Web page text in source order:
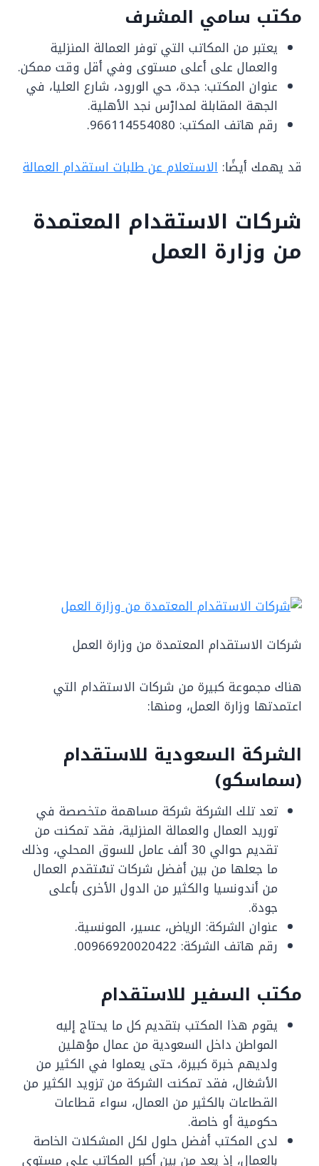
مكتب سامي المشرف
يعتبر من المكاتب التي توفر العمالة المنزلية
والعمال على أعلى مستوى وفي أقل وقت ممكن.
عنوان المكتب: جدة، حي الورود، شارع العليا، في
الجهة المقابلة لمدارْس نجد الأهلية.
رقم هاتف المكتب: 966114554080.
قد يهمك أيضًا: الاستعلام عن طلبات استقدام العمالة
شركات الاستقدام المعتمدة
من وزارة العمل
شركات الاستقدام المعتمدة من وزارة العمل
هناك مجموعة كبيرة من شركات الاستقدام التي
اعتمدتها وزارة العمل، ومنها:
الشركة السعودية للاستقدام
(سماسكو)
تعد تلك الشركة شركة مساهمة متخصصة في
توريد العمال والعمالة المنزلية، فقد تمكنت من
تقديم حوالي 30 ألف عامل للسوق المحلي، وذلك
ما جعلها من بين أفضل شركات تسْتقدم العمال
من أندونسيا والكثير من الدول الأخرى بأعلى
جودة.
عنوان الشركة: الرياض، عسير، المونسية.
رقم هاتف الشركة: 00966920020422.
مكتب السفير للاستقدام
يقوم هذا المكتب بتقديم كل ما يحتاج إليه
المواطن داخل السعودية من عمال مؤهلين
ولديهم خبرة كبيرة، حتى يعملوا في الكثير من
الأشغال، فقد تمكنت الشركة من تزويد الكثير من
القطاعات بالكثير من العمال، سواء قطاعات
حكومية أو خاصة.
لدى المكتب أفضل حلول لكل المشكلات الخاصة
بالعمال، إذ يعد من بين أكبر المكاتب على مستوى